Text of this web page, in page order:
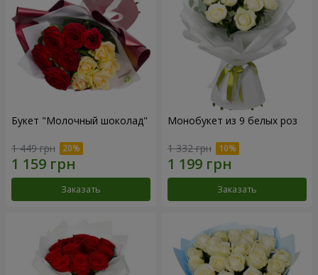
Букет "Молочный шоколад"
1 449 грн
Заказать
Монобукет из 9 белых роз
1 332 грн
Заказать